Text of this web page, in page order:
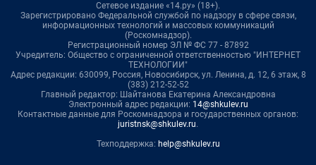
Сетевое издание «14.ру» (18+).
Зарегистрировано Федеральной службой по надзору в сфере связи,
информационных технологий и массовых коммуникаций
(Роскомнадзор).
Регистрационный номер ЭЛ № ФС 77 - 87892
Учредитель: Общество с ограниченной ответственностью "ИНТЕРНЕТ
ТЕХНОЛОГИИ"
Адрес редакции: 630099, Россия, Новосибирск, ул. Ленина, д. 12, 6 этаж, 8
(383) 212-52-52
Главный редактор: Шайтанова Екатерина Александровна
Электронный адрес редакции: 14@shkulev.ru
Контактные данные для Роскомнадзора и государственных органов:
juristnsk@shkulev.ru.
Техподдержка: help@shkulev.ru